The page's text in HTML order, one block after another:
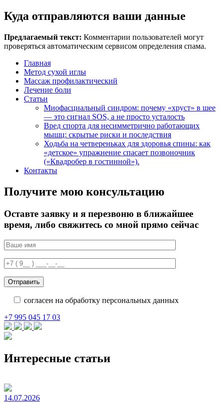
Куда отправляются ваши данные
Предлагаемый текст: Комментарии пользователей могут
проверяться автоматическим сервисом определения спама.
Главная
Метод сухой иглы
Массаж профилактический
Лечение боли
Статьи
Миофасциальный синдром: почему «хруст» в шее
— это сигнал SOS, а не просто усталость
Вред спорта для несимметрично работающих
мышц: скрытые риски и последствия
Ходьба на четвереньках для здоровья спины: как
«детское» упражнение спасает позвоночник
(«Квадробер в гостинной»).
Контакты
Получите мою консультацию
Оставте заявку и я перезвоню в ближайшее
время, либо свяжитесь со мной прямо сейчас
согласен на обработку персональных данных
+7 995 045 17 03
Интересные статьи
14.07.2026